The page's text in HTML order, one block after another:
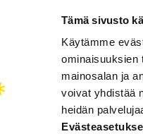
Tämä sivusto
Käytämme
ominaisuuksien
mainosalan ja
voivat yhdistää
heidän
sukupuolten
ei ole
älä sukupuolita